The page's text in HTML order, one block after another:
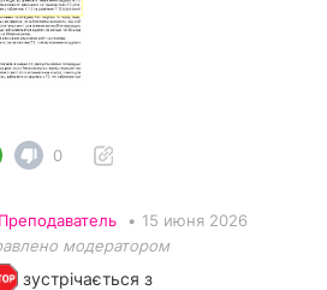
0
Преподаватель • 15 июня 2026
модератором
зустрічається з